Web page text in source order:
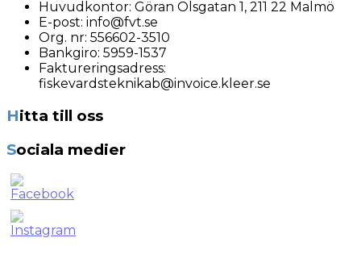
Huvudkontor: Göran Olsgatan 1, 211 22 Malmö
E-post: info@fvt.se
Org. nr: 556602-3510
Bankgiro: 5959-1537
Faktureringsadress:
fiskevardsteknikab@invoice.kleer.se
Hitta till oss
Sociala medier